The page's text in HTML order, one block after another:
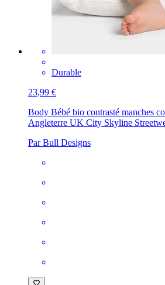
Durable
23,99 €
Body Bébé bio contrasté manches
Angleterre UK City Skyline
Par Bull Designs